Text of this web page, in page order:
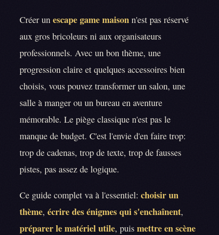
Créer un escape game maison n'est pas réservé
aux gros bricoleurs ni aux organisateurs
professionnels. Avec un bon thème, une
progression claire et quelques accessoires bien
choisis, vous pouvez transformer un salon, une
salle à manger ou un bureau en aventure
mémorable. Le piège classique n'est pas le
manque de budget. C'est l'envie d'en faire trop:
trop de cadenas, trop de texte, trop de fausses
pistes, pas assez de logique.
Ce guide complet va à l'essentiel: choisir un
thème, écrire des énigmes qui s'enchaînent,
préparer le matériel utile, puis mettre en scène